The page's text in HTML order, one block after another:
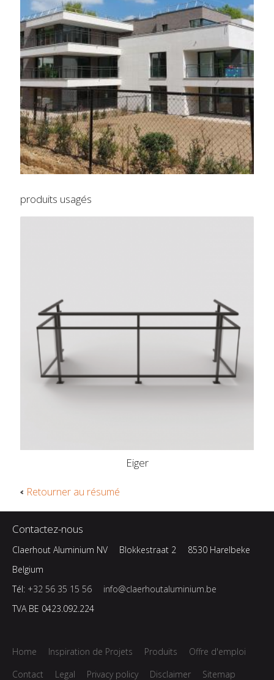
produits usagés
Eiger
Retourner au résumé
Contactez-nous
Claerhout Aluminium NV Blokkestraat 2
8530 Harelbeke
Belgium
Tél: +32 56 35 15 56
info@claerhoutaluminium.be
TVA BE 0423.092.224
Home Inspiration de Projets Produits
Offre d'emploi
Contact
Legal Privacy policy Disclaimer Sitemap